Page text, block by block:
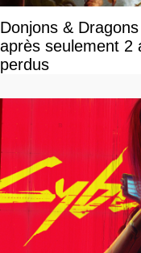
Donjons &
après seulement 2
perdus